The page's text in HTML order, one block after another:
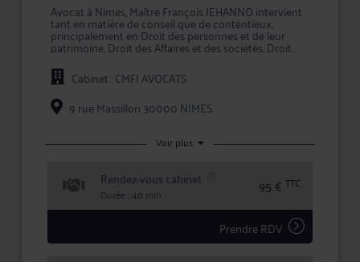
Avocat à Nimes, Maître François JEHANNO intervient
tant en matière de conseil que de contentieux,
principalement en Droit des personnes et de leur
patrimoine, Droit des Affaires et des sociétés, Droit
immobilier et de la Copropriété.
Maître JEHANNO apporte à ses clients la compétence
et la réactivité indispensables à leur information et à
la défense de leurs intérêts, tant en conseil que lors
d'une procédure judiciaire.
Maître JEHANNO s'efforce de créer une relation de
mettre en œuvre la meilleure stratégie possible, et
lors de litiges, défendre leurs intérêts avec ténacité et
efficacité.
Cabinet : CMFJ AVOCATS
9 rue Massillon 30000 NIMES
Voir plus
Rendez-vous cabinet
Durée : 40 min 95 € TTC
Prendre RDV